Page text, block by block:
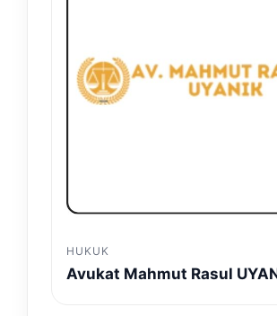
HUKUK
Avukat Mahmut Rasul